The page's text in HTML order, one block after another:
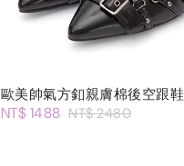
歐美帥氣方釦親膚棉後空跟鞋
NT$ 1488 NT$ 2480